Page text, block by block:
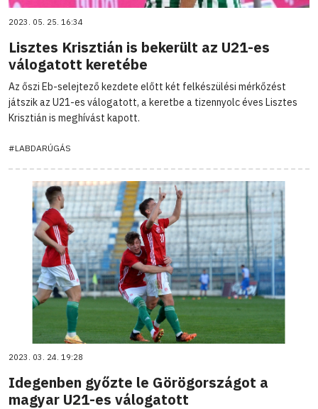
2023. 05. 25. 16:34
Lisztes Krisztián is bekerült az U21-es
válogatott keretébe
Az őszi Eb-selejtező kezdete előtt két felkészülési mérkőzést
játszik az U21-es válogatott, a keretbe a tizennyolc éves Lisztes
Krisztián is meghívást kapott.
#LABDARÚGÁS
2023. 03. 24. 19:28
Idegenben győzte le Görögországot a
magyar U21-es válogatott